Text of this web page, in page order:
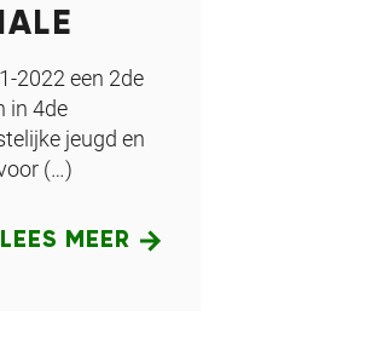
2022 een 2de
in 4de
jeugd en
(…)
LEES MEER